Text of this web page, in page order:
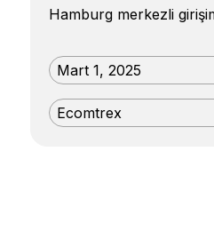
Hamburg merkezli
Mart 1, 2025
Ecomtrex